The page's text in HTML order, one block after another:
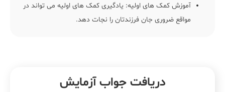
آموزش کمک های اولیه: یادگیری کمک های اولیه می تواند در
مواقع ضروری جان فرزندتان را نجات دهد.
دریافت جواب آزمایش